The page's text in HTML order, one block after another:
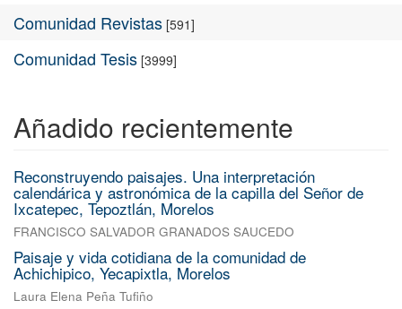
Comunidad Revistas [591]
Comunidad Tesis [3999]
Añadido recientemente
Reconstruyendo paisajes. Una interpretación
calendárica y astronómica de la capilla del Señor de
Ixcatepec, Tepoztlán, Morelos
FRANCISCO SALVADOR GRANADOS SAUCEDO
Paisaje y vida cotidiana de la comunidad de
Achichipico, Yecapixtla, Morelos
Laura Elena Peña Tufiño